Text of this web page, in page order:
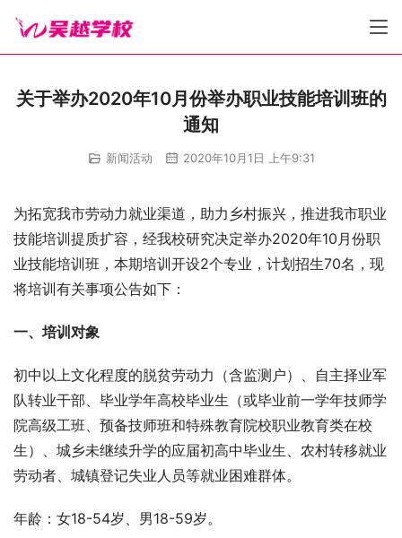
关于举办2020年10月份举办职业技能培训班的
通知
新闻活动 2020年10月1日 上午9:31
为拓宽我市劳动力就业渠道，助力乡村振兴，推进我市职业
技能培训提质扩容，经我校研究决定举办2020年10月份职
业技能培训班，本期培训开设2个专业，计划招生70名，现
将培训有关事项公告如下：
一、培训对象
初中以上文化程度的脱贫劳动力（含监测户）、自主择业军
队转业干部、毕业学年高校毕业生（或毕业前一学年技师学
院高级工班、预备技师班和特殊教育院校职业教育类在校
生）、城乡未继续升学的应届初高中毕业生、农村转移就业
劳动者、城镇登记失业人员等就业困难群体。
年龄：女18-54岁、男18-59岁。